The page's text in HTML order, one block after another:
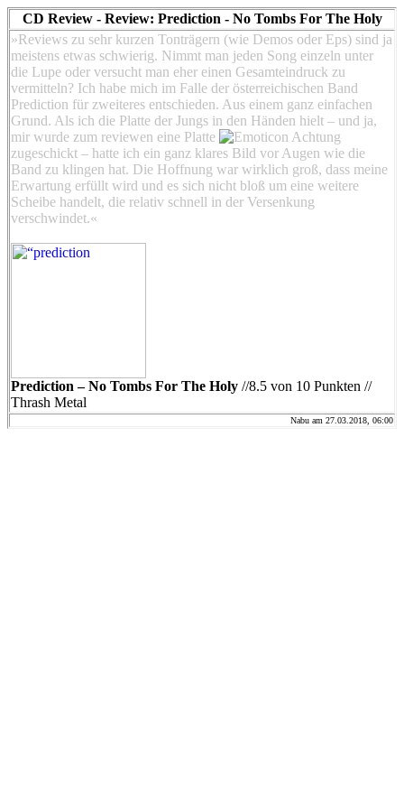
CD Review - Review: Prediction - No Tombs For The Holy
»Reviews zu sehr kurzen Tonträgern (wie Demos oder Eps) sind ja
meistens etwas schwierig. Nimmt man jeden Song einzeln unter
die Lupe oder versucht man eher einen Gesamteindruck zu
vermitteln? Ich habe mich im Falle der österreichischen Band
Prediction für zweiteres entschieden. Aus einem ganz einfachen
Grund. Als ich die Platte der Jungs in den Händen hielt – und ja,
mir wurde zum reviewen eine Platte
zugeschickt – hatte ich ein ganz klares Bild vor Augen wie die
Band zu klingen hat. Die Hoffnung war wirklich groß, dass meine
Erwartung erfüllt wird und es sich nicht bloß um eine weitere
Scheibe handelt, die relativ schnell in der Versenkung
verschwindet.«
Prediction – No Tombs For The Holy //8.5 von 10 Punkten //
Thrash Metal
Nabu am 27.03.2018, 06:00